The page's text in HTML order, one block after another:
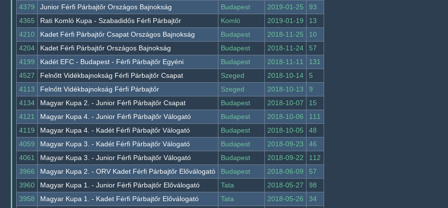
4379
Junior Férfi Párbajtőr Országos Bajnokság Budapest 2019-01-25
93
4365
Rati Komló Kupa - Szabadidős Férfi Párbajtőr Komló 2019-01-19
13
4210
Kadet Férfi Párbajtőr Csapat Országos Bajnokság Budapest 2018-11-25
10
4204
Kadet Férfi Párbajtőr Országos Bajnokság Budapest 2018-11-24
57
4199
Kadét EFC - Budapest - Férfi Párbajtőr Egyéni Budapest 2018-11-11
131
4527
Felnőtt Vidékbajnokság Férfi Párbajtőr Csapat Szeged 2018-10-14
5
4113
Felnőtt Vidékbajnokság Férfi Párbajtőr Szeged 2018-10-13
9
4134
Magyar Kupa 2. - Junior Férfi Párbajtőr Csapat Budapest 2018-10-07
15
4121
Magyar Kupa 4. - Junior Férfi Párbajtőr Válogató Budapest 2018-10-06
111
4119
Magyar Kupa 4. - Kadét Férfi Párbajtőr Válogató Budapest 2018-10-05
48
4059
Magyar Kupa 3. - Kadét Férfi Párbajtőr Válogató Budapest 2018-09-23
46
4061
Magyar Kupa 3. - Junior Férfi Párbajtőr Válogató Budapest 2018-09-22
112
3966
Magyar Kupa 2. - ORV Kadet Férfi Párbajtőr Előválogató Budapest 2018-06-09
57
3960
Magyar Kupa 1. - Junior Férfi Párbajtőr Előválogató Tata 2018-05-27
98
3958
Magyar Kupa 1. - Kadet Férfi Párbajtőr Előválogató Tata 2018-05-26
34